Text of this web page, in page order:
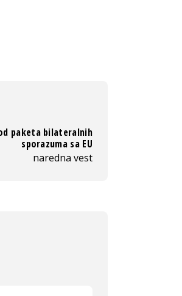
od paketa bilateralnih
sporazuma sa EU
naredna vest